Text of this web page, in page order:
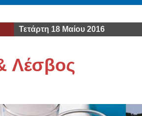
Τετάρτη 18 Μαίου 2016
Λέσβος